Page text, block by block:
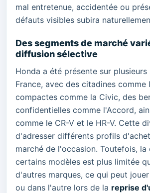
mal entretenue, accidentée ou
défauts visibles subira
Des segments de marché
diffusion sélective
Honda a été présente sur plusieurs
France, avec des citadines comme
compactes comme la Civic, des
confidentielles comme l'Accord,
comme le CR-V et le HR-V. Cette
d'adresser différents profils
marché de l'occasion. Toutefois,
certains modèles est plus limitée
d'autres marques, ce qui peut
ou dans l'autre lors de la reprise